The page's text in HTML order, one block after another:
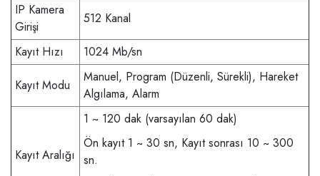
IP Kamera
Girişi
512 Kanal
Kayıt Hızı 1024 Mb/sn
Kayıt Modu
Manuel, Program (Düzenli, Sürekli), Hareket
Algılama, Alarm
Kayıt Aralığı
1 ~ 120 dak (varsayılan 60 dak)
Ön kayıt 1 ~ 30 sn, Kayıt sonrası 10 ~ 300
sn.